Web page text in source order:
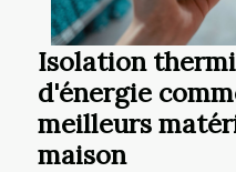
Isolation
d'énergie
meilleurs
maison